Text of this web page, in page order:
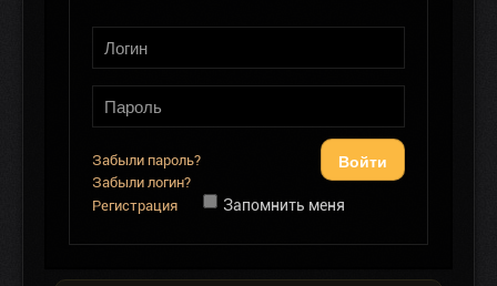
Войти
Забыли пароль?
Забыли логин?
Регистрация
Запомнить меня